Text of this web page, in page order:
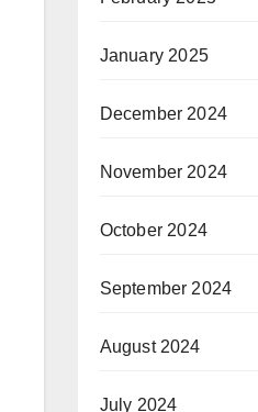
January 2025
December 2024
November 2024
October 2024
September 2024
August 2024
July 2024